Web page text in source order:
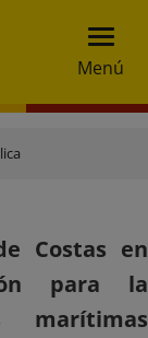
Menú
Costas en
para la
marítimas